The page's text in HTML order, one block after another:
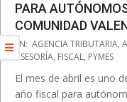
PARA
COMUNIDAD
2026-
03-
30
EN: AGENCIA TRIBUTARIA,
ASESORÍA, FISCAL, PYMES
El mes de abril es uno
año fiscal para